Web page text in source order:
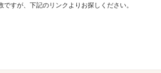
すが、下記のリンクよりお探しください。